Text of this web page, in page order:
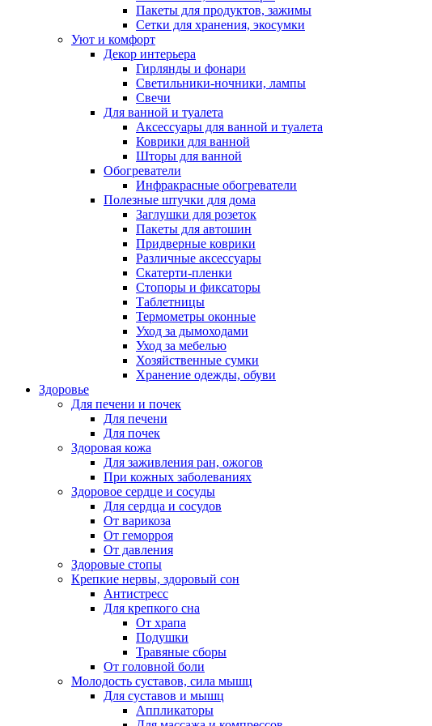
Пакеты для продуктов, зажимы
Сетки для хранения, экосумки
Уют и комфорт
Декор интерьера
Гирлянды и фонари
Светильники-ночники, лампы
Свечи
Для ванной и туалета
Аксессуары для ванной и туалета
Коврики для ванной
Шторы для ванной
Обогреватели
Инфракрасные обогреватели
Полезные штучки для дома
Заглушки для розеток
Пакеты для автошин
Придверные коврики
Различные аксессуары
Скатерти-пленки
Стопоры и фиксаторы
Таблетницы
Термометры оконные
Уход за дымоходами
Уход за мебелью
Хозяйственные сумки
Хранение одежды, обуви
Здоровье
Для печени и почек
Для печени
Для почек
Здоровая кожа
Для заживления ран, ожогов
При кожных заболеваниях
Здоровое сердце и сосуды
Для сердца и сосудов
От варикоза
От геморроя
От давления
Здоровые стопы
Крепкие нервы, здоровый сон
Антистресс
Для крепкого сна
От храпа
Подушки
Травяные сборы
От головной боли
Молодость суставов, сила мышц
Для суставов и мышц
Аппликаторы